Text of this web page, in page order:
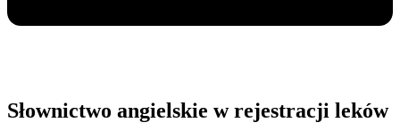
Słownictwo angielskie w rejestracji leków